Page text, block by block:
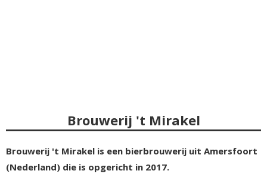
Brouwerij 't Mirakel
Brouwerij 't Mirakel is een bierbrouwerij uit Amersfoort
(Nederland) die is opgericht in 2017.